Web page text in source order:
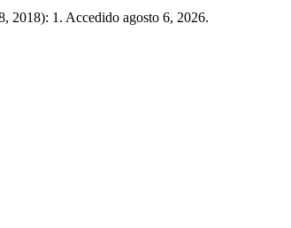
2018): 1. Accedido agosto 6, 2026.